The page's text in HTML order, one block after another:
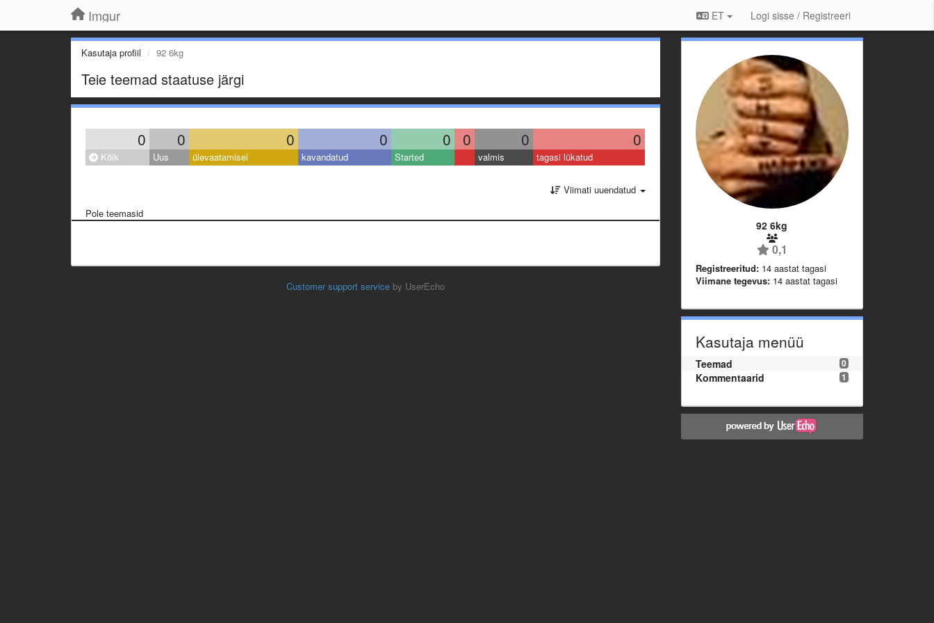
Imgur ET Logi sisse / Registreeri
Kasutaja profiil 92 6kg
Teie teemad staatuse järgi
0 0 0 0 0 0 0 0
Kõik Uus ülevaatamisel kavandatud Started valmis tagasi lükatud
Viimati uuendatud
Pole teemasid
Customer support serviceby UserEcho
92 6kg
0,1
Registreeritud: 14 aastat tagasi
Viimane tegevus: 14 aastat tagasi
Kasutaja menüü
0
Teemad
1
Kommentaarid